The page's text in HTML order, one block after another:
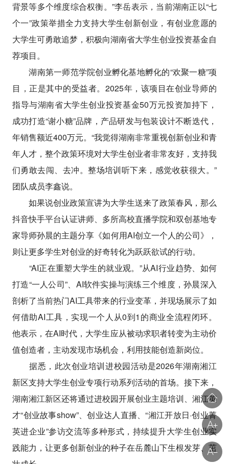
背景等多个维度综合权衡。”李岳表示，当前湖南正以“七
个一”政策举措全力支持大学生创新创业，有创业意愿的
大学生可勇敢追梦，积极向湖南省大学生创业投资基金自
荐项目。
湖南第一师范学院创业孵化基地孵化的“欢聚一糖”项
目，正是其中的受益者。2025年，该项目在创业导师的
指导与湖南省大学生创业投资基金50万元投资加持下，
成功打造“谢小糖”品牌，产品研发与包装设计不断迭代，
年销售额近400万元。“我觉得湖南非常重视创新创业和青
年人才，整个政策环境对大学生创业者非常友好，支持我
们勇敢去闯、去冲。整场培训听下来，感觉收获很大。”
团队成员李鑫说。
如果说创业政策宣讲为大学生送来了政策春风，那么
抖音快手平台认证讲师、多所高校直播学院和双创基地专
家导师孙晨的主题分享《如何用AI创立一个人的公司》，
则让更多学生对创业的好奇转化为跃跃欲试的行动。
“AI正在重塑大学生的就业观。”从AI行业趋势、如何
打造“一人公司”、AI软件实操与演练三个维度，孙晨深入
剖析了当前热门AI工具带来的行业变革，并现场展示了如
何借助AI工具，实现一个人从0到1的商业全流程闭环。
他表示，在AI时代，大学生应从被动求职者转变为主动价
值创造者，主动发现市场机会，利用技能创造新岗位。
据悉，此次创业培训进校园活动是2026年湖南湘江
新区支持大学生创业专项行动系列活动的首场。接下来，
湖南湘江新区还将通过进校园开展创业主题培训、湘江英
才“创业故事show”、创业达人直播、“湘江开放日·创业菁
英进企业”参访交流等多种形式，持续提升大学生创业实
践能力，让更多创新创业的种子在岳麓山下生根发芽、茁